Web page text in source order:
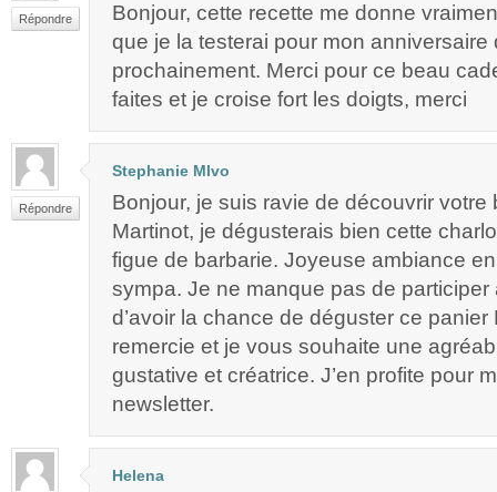
Répondre
Bonjour, cette recette me donne
que je la testerai pour mon anniversaire
prochainement. Merci pour ce beau
faites et je croise fort les doigts, merci
Répondre
Stephanie Mlvo
Bonjour, je suis ravie de découvrir votre
Martinot, je dégusterais bien cette
figue de barbarie. Joyeuse ambiance en
sympa. Je ne manque pas de participer
d’avoir la chance de déguster ce
remercie et je vous souhaite une
gustative et créatrice. J’en profite pour
newsletter.
Helena